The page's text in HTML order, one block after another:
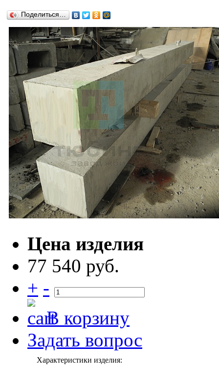
Поделиться…
Цена изделия
77 540 руб.
+ -
В корзину
Задать вопрос
Характеристики изделия: